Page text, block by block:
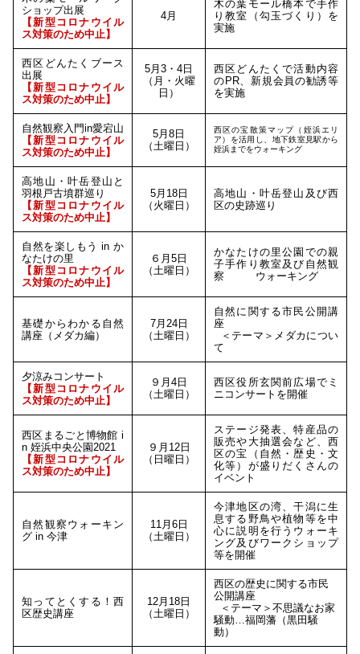
ショップ出展
【新型コロナウイル
ス対策のため中止】
4月
木の葉モール橋本で手作
り教室（勾玉づくり）を
実施
西区どんたくブース
出展
【新型コロナウイル
ス対策のため中止】
5月3・4日
（月・火曜
日）
西区どんたくで活動内容
のPR、新規会員の勧誘等
を実施
自然観察入門in愛宕山
【新型コロナウイル
ス対策のため中止】
5月8日
（土曜日）
西区の宝散策マップ（姪浜エリ
ア）を活用し、地下鉄室見駅から
姪浜までをウォーキング
高地山・叶岳登山と
羽根戸古墳群巡り
【新型コロナウイル
ス対策のため中止】
5月18日
（火曜日）
高地山・叶岳登山及び西
区の史跡巡り
自然を楽しもう in か
なたけの里
【新型コロナウイル
ス対策のため中止】
６月5日
（土曜日）
かなたけの里公園での親
子手作り教室及び自然観
察 ウォーキング
基礎からわかる自然
講座（メダカ編）
7月24日
（土曜日）
自然に関する市民公開講
座
＜テーマ＞メダカについ
て
夕涼みコンサート
【新型コロナウイル
ス対策のため中止】
９月4日
（土曜日）
西区役所玄関前広場でミ
ニコンサートを開催
西区まるごと博物館 i
n 姪浜中央公園2021
【新型コロナウイル
ス対策のため中止】
９月12日
（日曜日）
ステージ発表、特産品の
販売や大抽選会など、西
区の宝（自然・歴史・文
化等）が盛りだくさんの
イベント
自然観察ウォーキン
グ in 今津
11月6日
（土曜日）
今津地区の湾、干潟に生
息する野鳥や植物等を中
心に説明を行うウォーキ
ング及びワークショップ
等を開催
知ってとくする！西
区歴史講座
12月18日
（土曜日）
西区の歴史に関する市民
公開講座
＜テーマ＞不思議なお家
騒動…福岡藩（黒田騒
動）